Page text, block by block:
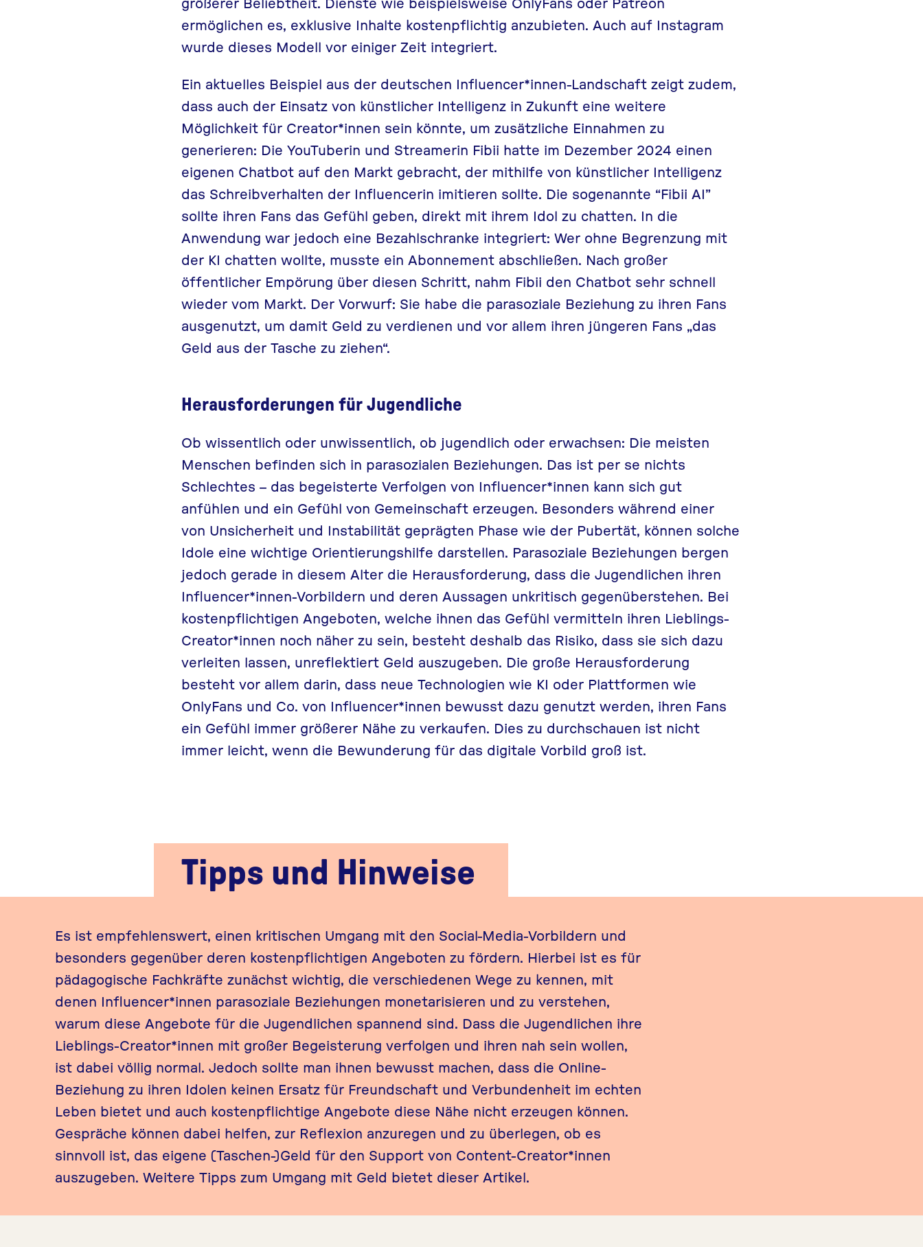
ermöglichen es, exklusive Inhalte kostenpflichtig anzubieten. Auch auf Instagram
wurde dieses Modell vor einiger Zeit integriert.
Ein aktuelles Beispiel aus der deutschen Influencer*innen-Landschaft zeigt zudem,
dass auch der Einsatz von künstlicher Intelligenz in Zukunft eine weitere
Möglichkeit für Creator*innen sein könnte, um zusätzliche Einnahmen zu
generieren: Die YouTuberin und Streamerin Fibii hatte im Dezember 2024 einen
eigenen Chatbot auf den Markt gebracht, der mithilfe von künstlicher Intelligenz
das Schreibverhalten der Influencerin imitieren sollte. Die sogenannte “Fibii AI”
sollte ihren Fans das Gefühl geben, direkt mit ihrem Idol zu chatten. In die
Anwendung war jedoch eine Bezahlschranke integriert: Wer ohne Begrenzung mit
der KI chatten wollte, musste ein Abonnement abschließen. Nach großer
öffentlicher Empörung über diesen Schritt, nahm Fibii den Chatbot sehr schnell
wieder vom Markt. Der Vorwurf: Sie habe die parasoziale Beziehung zu ihren Fans
ausgenutzt, um damit Geld zu verdienen und vor allem ihren jüngeren Fans „das
Geld aus der Tasche zu ziehen“.
Herausforderungen für Jugendliche
Ob wissentlich oder unwissentlich, ob jugendlich oder erwachsen: Die meisten
Menschen befinden sich in parasozialen Beziehungen. Das ist per se nichts
Schlechtes – das begeisterte Verfolgen von Influencer*innen kann sich gut
anfühlen und ein Gefühl von Gemeinschaft erzeugen. Besonders während einer
von Unsicherheit und Instabilität geprägten Phase wie der Pubertät, können solche
Idole eine wichtige Orientierungshilfe darstellen. Parasoziale Beziehungen bergen
jedoch gerade in diesem Alter die Herausforderung, dass die Jugendlichen ihren
Influencer*innen-Vorbildern und deren Aussagen unkritisch gegenüberstehen. Bei
kostenpflichtigen Angeboten, welche ihnen das Gefühl vermitteln ihren Lieblings-
Creator*innen noch näher zu sein, besteht deshalb das Risiko, dass sie sich dazu
verleiten lassen, unreflektiert Geld auszugeben. Die große Herausforderung
besteht vor allem darin, dass neue Technologien wie KI oder Plattformen wie
OnlyFans und Co. von Influencer*innen bewusst dazu genutzt werden, ihren Fans
ein Gefühl immer größerer Nähe zu verkaufen. Dies zu durchschauen ist nicht
immer leicht, wenn die Bewunderung für das digitale Vorbild groß ist.
Tipps und Hinweise
Es ist empfehlenswert, einen kritischen Umgang mit den Social-Media-Vorbildern und
besonders gegenüber deren kostenpflichtigen Angeboten zu fördern. Hierbei ist es für
pädagogische Fachkräfte zunächst wichtig, die verschiedenen Wege zu kennen, mit
denen Influencer*innen parasoziale Beziehungen monetarisieren und zu verstehen,
warum diese Angebote für die Jugendlichen spannend sind. Dass die Jugendlichen ihre
Lieblings-Creator*innen mit großer Begeisterung verfolgen und ihren nah sein wollen,
ist dabei völlig normal. Jedoch sollte man ihnen bewusst machen, dass die Online-
Beziehung zu ihren Idolen keinen Ersatz für Freundschaft und Verbundenheit im echten
Leben bietet und auch kostenpflichtige Angebote diese Nähe nicht erzeugen können.
Gespräche können dabei helfen, zur Reflexion anzuregen und zu überlegen, ob es
sinnvoll ist, das eigene (Taschen-)Geld für den Support von Content-Creator*innen
auszugeben. Weitere Tipps zum Umgang mit Geld bietet dieser Artikel.